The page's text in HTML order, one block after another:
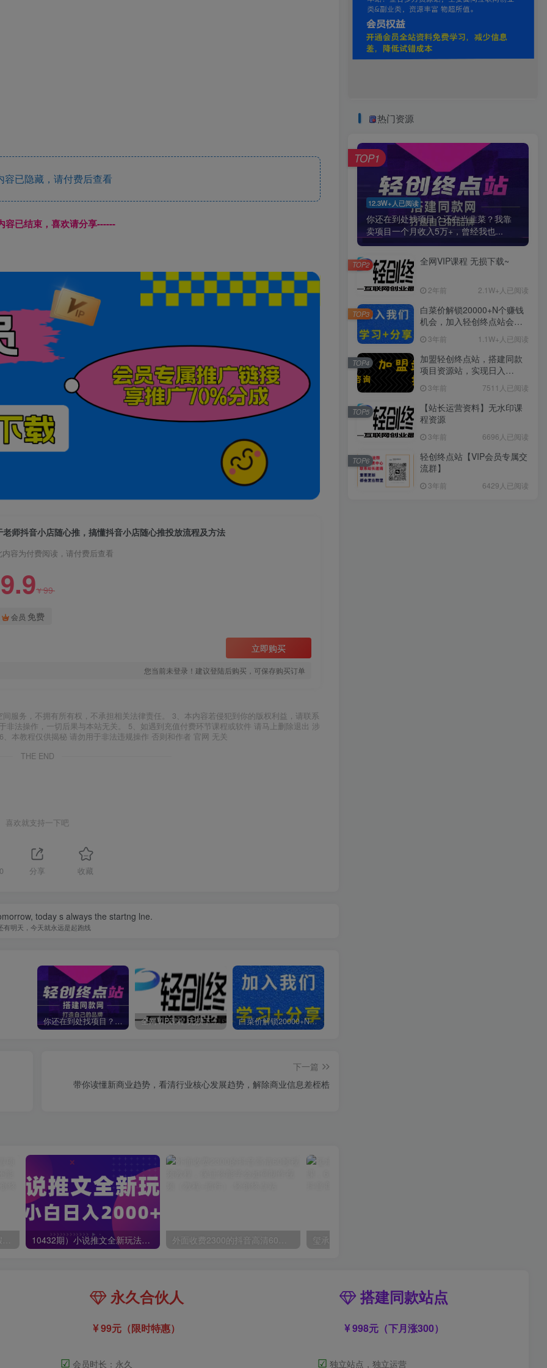
已隐藏，请付费后查看
容已结束，喜欢请分享------
老师抖音小店随心推，搞懂抖音小店随心推投放流程及方法
内容为付费阅读，请付费后查看
9.9¥99
会员 免费
立即购买
您当前未登录！建议登陆后购买，可保存购买订单
服务，不拥有所有权，不承担相关法律责任。 3、本内容若侵犯到你的版权利益，请联系
法操作，一切后果与本站无关。 5、如遇到充值付费环节课程或软件 请马上删除退出 涉
本教程仅供揭秘 请勿用于非法违规操作 否则和作者 官网 无关
THE END
喜欢就支持一下吧
分享 收藏
today s always the startng lne.
有明天，今天就永远是起跑线
你还在到处找项目？还在当韭菜？我靠卖项目一个月收入5万+，曾经我也是个失败者。 全网VIP课程 无损下载~ 白菜价解锁20000+N个赚钱机会，加入轻创终点站会员，全站资源免费学习。
下一篇
带你读懂新商业趋势，看清行业核心发展趋势，解除商业信息差桎梏
小红书冷门赛道，教师寒暑假项目，多种连环套的变现方式，还能矩阵操作放大收益【揭秘】 10432期）小说推文全新玩法，5分钟一条原创视频，结合中视频bilibili赚多份收益 外面收费2300的抖音高清60帧视频教程，保证你能学会如何制作视频（教程+插件）
热门资源
12.3W+人已阅读
你还在到处找项目？还在当韭菜？我靠
卖项目一个月收入5万+，曾经我也...
TOP1
全网VIP课程 无损下载~
2年前 2.1W+人已阅读
TOP2
白菜价解锁20000+N个赚钱
机会，加入轻创终点站会
3年前 1.1W+人已阅读
TOP3
加盟轻创终点站，搭建同款
项目资源站，实现日入
3年前 7511人已阅读
TOP4
【站长运营资料】无水印课
程资源
3年前 6696人已阅读
TOP5
轻创终点站【VIP会员专属交
流群】
3年前 6429人已阅读
TOP6
永久合伙人
99元（限时特惠）
☑ 会员时长：永久
搭建同款站点
998元（下月涨300）
☑ 独立站点，独立运营